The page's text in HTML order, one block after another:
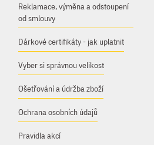
Reklamace, výměna a odstoupení
od smlouvy
Dárkové certifikáty - jak uplatnit
Vyber si správnou velikost
Ošetřování a údržba zboží
Ochrana osobních údajů
Pravidla akcí